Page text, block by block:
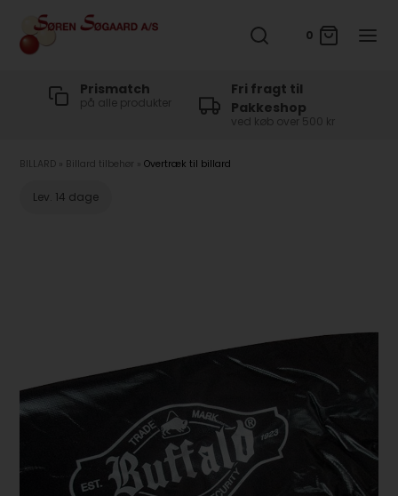
0
Prismatch
på alle produkter
Fri fragt til
Pakkeshop
ved køb over 500 kr
BILLARD Billard tilbehør »Overtræk til billard
Lev. 14 dage